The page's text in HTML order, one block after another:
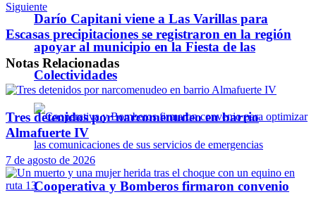
Darío Capitani viene a Las Varillas para
apoyar al municipio en la Fiesta de las
Colectividades
Cooperativa y Bomberos firmaron convenio
Siguiente
Escasas precipitaciones se registraron en la región
Notas Relacionadas
Tres detenidos por narcomenudeo en barrio
Almafuerte IV
7 de agosto de 2026